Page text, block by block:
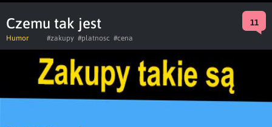
Czemu tak jest 11
Humor #zakupy #platnosc #cena